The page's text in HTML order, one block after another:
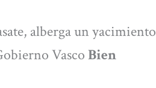
alberga un yacimiento
VascoBien